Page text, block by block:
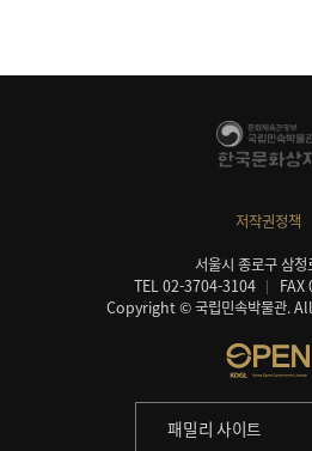
저작권정책
서울시 종로구 삼
TEL 02-3704-3104
Copyright © 국립민속박물관.
패밀리 사이트